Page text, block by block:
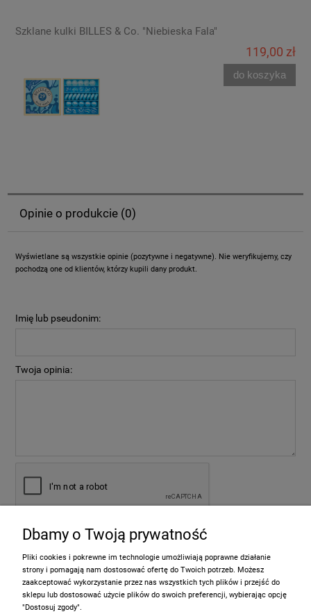
Szklane kulki BILLES & Co. "Niebieska Fala"
119,00 zł
do koszyka
Opinie o produkcie (0)
Wyświetlane są wszystkie opinie (pozytywne i negatywne). Nie weryfikujemy, czy
pochodzą one od klientów, którzy kupili dany produkt.
Imię lub pseudonim:
Twoja opinia:
Informacje
Dbamy o Twoją prywatność
Pliki cookies i pokrewne im technologie umożliwiają poprawne działanie
strony i pomagają nam dostosować ofertę do Twoich potrzeb. Możesz
zaakceptować wykorzystanie przez nas wszystkich tych plików i przejść do
sklepu lub dostosować użycie plików do swoich preferencji, wybierając opcję
"Dostosuj zgody".